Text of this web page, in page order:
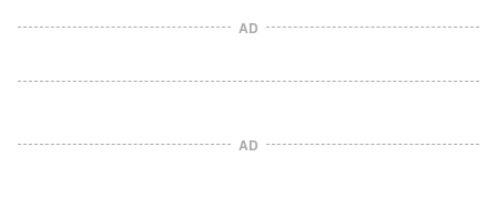
AD
AD